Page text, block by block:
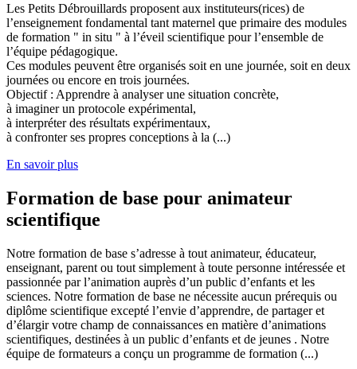
Les Petits Débrouillards proposent aux instituteurs(rices) de
l’enseignement fondamental tant maternel que primaire des modules
de formation " in situ " à l’éveil scientifique pour l’ensemble de
l’équipe pédagogique.
Ces modules peuvent être organisés soit en une journée, soit en deux
journées ou encore en trois journées.
Objectif : Apprendre à analyser une situation concrète,
à imaginer un protocole expérimental,
à interpréter des résultats expérimentaux,
à confronter ses propres conceptions à la (...)
En savoir plus
Formation de base pour animateur
scientifique
Notre formation de base s’adresse à tout animateur, éducateur,
enseignant, parent ou tout simplement à toute personne intéressée et
passionnée par l’animation auprès d’un public d’enfants et les
sciences. Notre formation de base ne nécessite aucun prérequis ou
diplôme scientifique excepté l’envie d’apprendre, de partager et
d’élargir votre champ de connaissances en matière d’animations
scientifiques, destinées à un public d’enfants et de jeunes . Notre
équipe de formateurs a conçu un programme de formation (...)